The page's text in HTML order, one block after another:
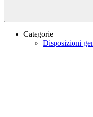
Categorie
Disposizioni